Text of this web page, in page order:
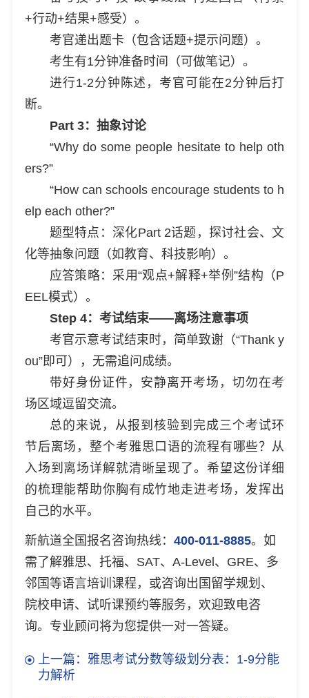
+行动+结果+感受）。
考官递出题卡（包含话题+提示问题）。
考生有1分钟准备时间（可做笔记）。
进行1-2分钟陈述，考官可能在2分钟后打
断。
Part 3：抽象讨论
“Why do some people hesitate to help oth
ers?”
“How can schools encourage students to h
elp each other?”
题型特点：深化Part 2话题，探讨社会、文
化等抽象问题（如教育、科技影响）。
应答策略：采用“观点+解释+举例”结构（P
EEL模式）。
Step 4：考试结束——离场注意事项
考官示意考试结束时，简单致谢（“Thank y
ou”即可），无需追问成绩。
带好身份证件，安静离开考场，切勿在考
场区域逗留交流。
总的来说，从报到核验到完成三个考试环
节后离场，整个考雅思口语的流程有哪些？从
入场到离场详解就清晰呈现了。希望这份详细
的梳理能帮助你胸有成竹地走进考场，发挥出
自己的水平。
新航道全国报名咨询热线： 400-011-8885。如
需了解雅思、托福、SAT、A-Level、GRE、多
邻国等语言培训课程，或咨询出国留学规划、
院校申请、试听课预约等服务，欢迎致电咨
询。专业顾问将为您提供一对一答疑。
上一篇：雅思考试分数等级划分表：1-9分能
力解析